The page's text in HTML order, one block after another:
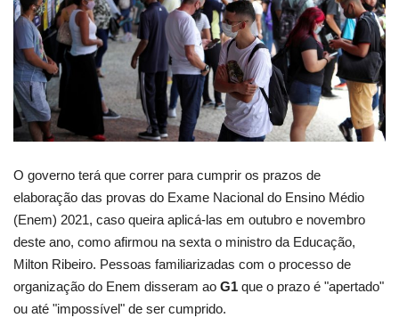
Educação
Municípios
Esportes
Saúde
Language
portugues English
O governo terá que correr para cumprir os prazos de
elaboração das provas do Exame Nacional do Ensino Médio
(Enem) 2021, caso queira aplicá-las em outubro e novembro
deste ano, como afirmou na sexta o ministro da Educação,
Milton Ribeiro. Pessoas familiarizadas com o processo de
organização do Enem disseram ao G1 que o prazo é "apertado"
ou até "impossível" de ser cumprido.